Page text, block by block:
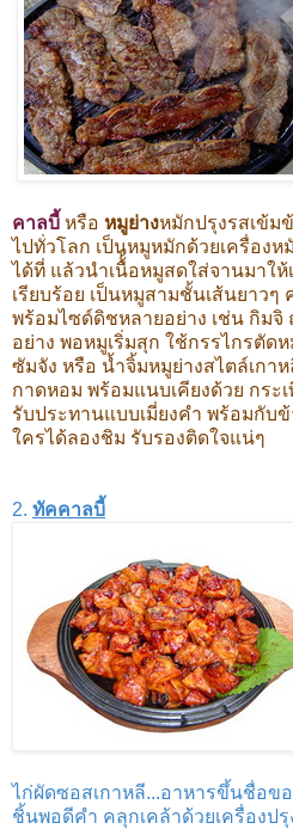
คาลบี้ หรือ หมูย่างหมักปรุงรสเข้ม
ไปทั่วโลก เป็นหมูหมักด้วยเครื่อง
ได้ที่ แล้วนำเนื้้อหมูสดใส่จานมาให้
เรียบร้อย เป็นหมูสามชั้นเส้นยาว
พร้อมไซด์ดิชหลายอย่าง เช่น กิม
อย่าง พอหมูเริ่มสุก ใช้กรรไกรตัด
ซัมจัง หรือ น้ำจิ้มหมูย่างสไตล์เกา
กาดหอม พร้อมแนบเคียงด้วย กระ
รับประทานแบบเมี่ยงคำ พร้อมกับ
ใครได้ลองชิม รับรองติดใจแน่ๆ
2. ทัคคาลบี้
ไก่ผัดซอสเกาหลี...อาหารขึ้นชื่อข
ชิ้นพอดีคำ คลุกเคล้าด้วยเครื่องป